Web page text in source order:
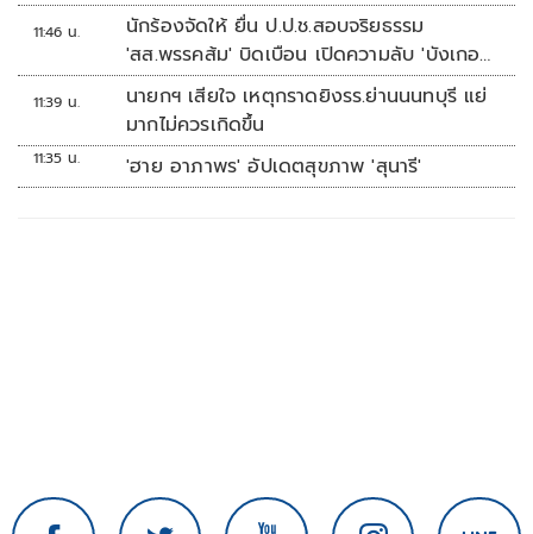
11:46 น.
นักร้องจัดให้ ยื่น ป.ป.ช.สอบจริยธรรม
'สส.พรรคส้ม' บิดเบือน เปิดความลับ 'บังเกอร์
ทหาร'
11:39 น.
นายกฯ เสียใจ เหตุกราดยิงรร.ย่านนนทบุรี แย่
มากไม่ควรเกิดขึ้น
11:35 น. 'ฮาย อาภาพร' อัปเดตสุขภาพ 'สุนารี'